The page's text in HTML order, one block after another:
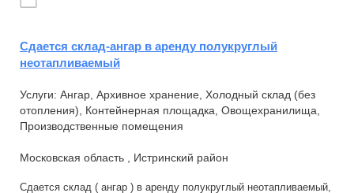
Сдается склад-ангар в аренду полукруглый
неотапливаемый
Услуги: Ангар, Архивное хранение, Холодный склад (без
отопления), Контейнерная площадка, Овощехранилища,
Производственные помещения
Московская область , Истринский район
Сдается склад ( ангар ) в аренду полукруглый неотапливаемый,